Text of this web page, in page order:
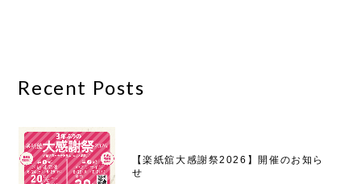
Recent Posts
【楽紙舘大感謝祭2026】開催のお知ら
せ